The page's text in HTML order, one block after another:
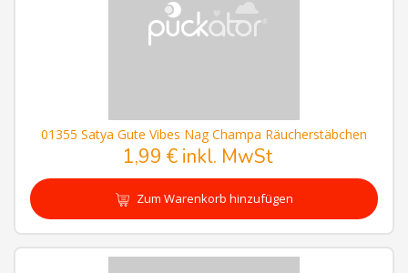
01355 Satya Gute Vibes Nag Champa Räucherstäbchen
1,99 € inkl. MwSt
Zum Warenkorb hinzufügen